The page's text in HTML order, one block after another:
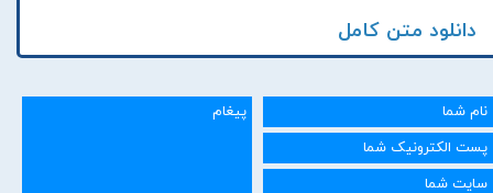
دانلود متن کامل